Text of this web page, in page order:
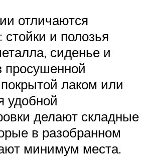
отличаются
стойки и полозья
сиденье и
просушенной
лаком или
удобной
делают складные
в разобранном
минимум места.